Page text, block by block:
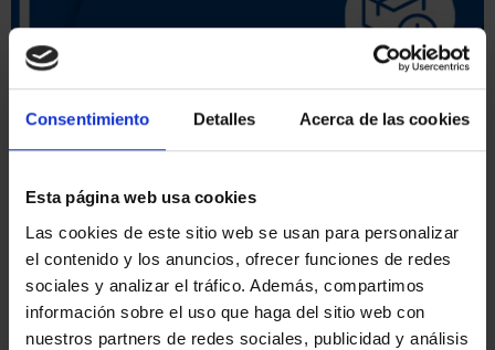
Consentimiento Detalles Acerca de las cookies
Esta página web usa cookies
Las cookies de este sitio web se usan para personalizar
el contenido y los anuncios, ofrecer funciones de redes
sociales y analizar el tráfico. Además, compartimos
información sobre el uso que haga del sitio web con
nuestros partners de redes sociales, publicidad y análisis
ORDENAR POR: